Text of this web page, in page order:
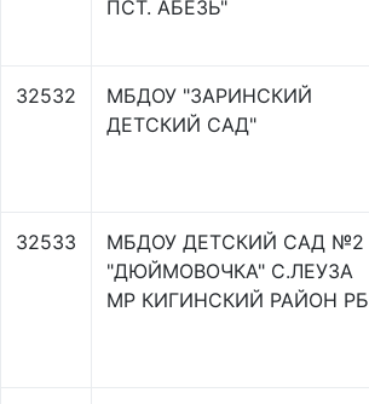
ПСТ. АБЕЗЬ"
32532
МБДОУ "ЗАРИНСКИЙ
ДЕТСКИЙ САД"
32533
МБДОУ ДЕТСКИЙ САД №2
"ДЮЙМОВОЧКА" С.ЛЕУЗА
МР КИГИНСКИЙ РАЙОН РБ